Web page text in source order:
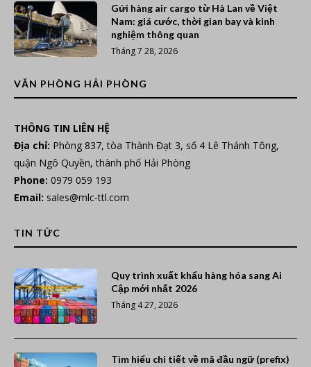
Gửi hàng air cargo từ Hà Lan về Việt
Nam: giá cước, thời gian bay và kinh
nghiệm thông quan
Tháng 7 28, 2026
VĂN PHÒNG HẢI PHÒNG
THÔNG TIN LIÊN HỆ
Địa chỉ: Phòng 837, tòa Thành Đạt 3, số 4 Lê Thánh Tông,
quận Ngô Quyền, thành phố Hải Phòng
Phone: 0979 059 193
Email: sales@mlc-ttl.com
TIN TỨC
Quy trình xuất khẩu hàng hóa sang Ai
Cập mới nhất 2026
Tháng 4 27, 2026
Tìm hiểu chi tiết về mã đầu ngữ (prefix)